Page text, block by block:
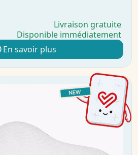
Livraison gratuite
Disponible immédiatement
En savoir plus